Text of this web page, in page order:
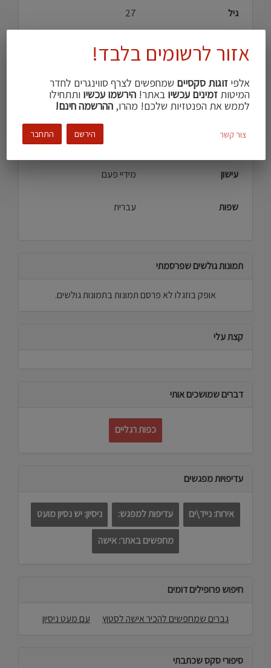
גיל
27
גובה
170
מבנה גוף
ממוצע\ת
הכי מושך אצלי
חזה
סטרייט\ית
עישון
מידיי פעם
שפות עברית
תמונות גולשים שפרסמתי
אופק בוזגלו לא פרסם תמונות בתמונות גולשים.
קצת עלי
דברים שמושכים אותי
כפות רגליים
עדיפויות מפגשים
אירוח: נייד\ים עדיפות למפגש: ניסיון: יש נסיון מועט
מחפשים באתר: אישה
חיפוש פרופילים דומים
גברים שמחפשים להכיר אישה לסטוץ עם מעט ניסיון
סיפורי סקס שכתבתי
אזור לרשומים בלבד!
אלפיזוגות סקסיים שמחפשים לצרף סווינגרים לחדר
המיטותזמינים עכשיו באתר!הירשמו עכשיו ותתחילו
לממש את הפנטזיות שלכם! מהרו,ההרשמה חינם!
הירשם התחבר צור קשר